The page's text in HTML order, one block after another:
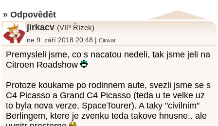
» Odpovědět
jirkacv (VIP Řízek)
ne 9. září 2018 20:48 |Citovat
Premysleli jsme, co s nacatou nedeli, tak jsme jeli na
Citroen Roadshow
Protoze koukame po rodinnem aute, svezli jsme se s
C4 Picasso a Grand C4 Picasso (teda u te velke uz
to byla nova verze, SpaceTourer). A taky "civilnim"
Berlingem, ktere je zvenku teda takove hnusne.. ale